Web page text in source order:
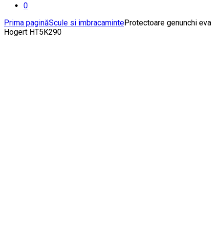
0
Prima paginăScule si imbracaminteProtectoare genunchi eva
Hogert HT5K290